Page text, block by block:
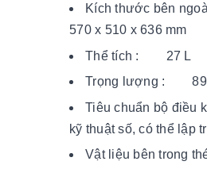
Kích thước bên
570 x 510 x 636 mm
Thể tích : 27 L
Trọng lượng : 89
Tiêu chuẩn bộ điều
kỹ thuật số, có thể lập
Vật liệu bên trong